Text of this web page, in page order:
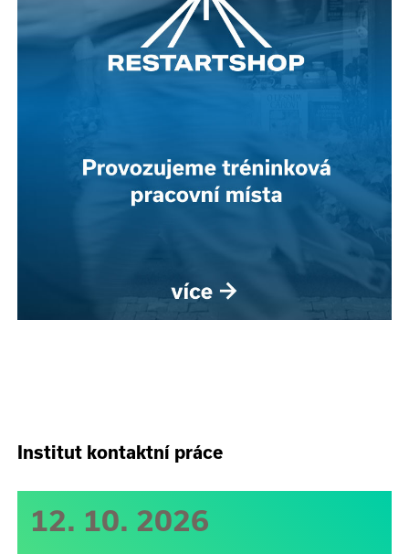
Institut kontaktní práce
12. 10. 2026